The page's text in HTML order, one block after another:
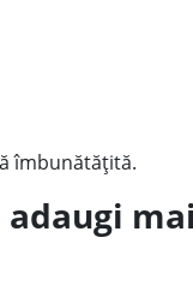
îmbunătățită.
adaugi